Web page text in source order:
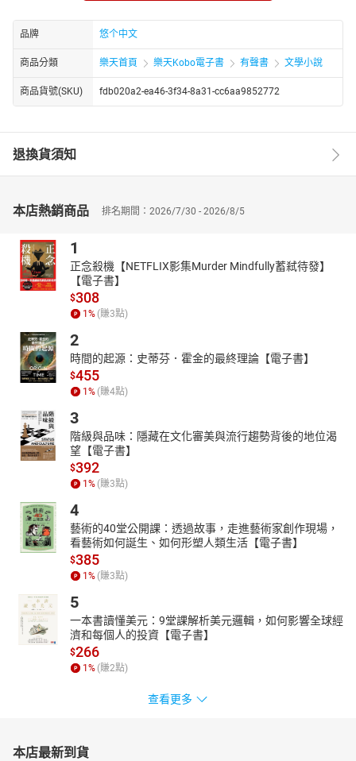
无论是场景描摹、细节刻画，还是情感铺陈、思想表达，均层次分
明、意蕴深远，兼具画面感与感染力，使读者极易沉浸于文本所构
建的叙事世界之中。
品牌 悠个中文
商品分類 樂天首頁 樂天Kobo電子書 有聲書 文學小說
商品貨號(SKU) fdb020a2-ea46-3f34-8a31-cc6aa9852772
退換貨須知
本店熱銷商品 排名期間：2026/7/30 - 2026/8/5
1
正念殺機【NETFLIX影集Murder Mindfully蓄弒待發】
【電子書】
$308
1 % (賺3點)
2
時間的起源：史蒂芬．霍金的最終理論【電子書】
$455
1 % (賺4點)
3
階級與品味：隱藏在文化審美與流行趨勢背後的地位渴
望【電子書】
$392
1 % (賺3點)
4
藝術的40堂公開課：透過故事，走進藝術家創作現場，
看藝術如何誕生、如何形塑人類生活【電子書】
$385
1 % (賺3點)
5
一本書讀懂美元：9堂課解析美元邏輯，如何影響全球經
濟和每個人的投資【電子書】
$266
1 % (賺2點)
查看更多
本店最新到貨